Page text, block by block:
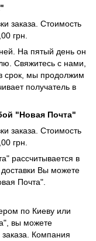
заказа. Стоимость
грн.
На пятый день он
Свяжитесь с нами,
срок, мы продолжим
получатель в
"Новая Почта"
заказа. Стоимость
грн.
рассчитывается в
Вы можете
Почта".
по Киеву или
вы можете
Компания